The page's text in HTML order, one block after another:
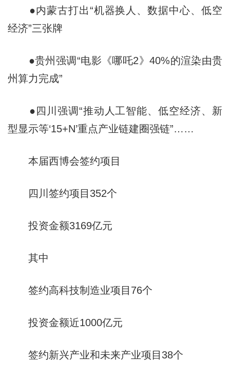
●内蒙古打出“机器换人、数据中心、低空
经济”三张牌
●贵州强调“电影《哪吒2》40%的渲染由贵
州算力完成”
●四川强调“推动人工智能、低空经济、新
型显示等‘15+N’重点产业链建圈强链”……
本届西博会签约项目
四川签约项目352个
投资金额3169亿元
其中
签约高科技制造业项目76个
投资金额近1000亿元
签约新兴产业和未来产业项目38个